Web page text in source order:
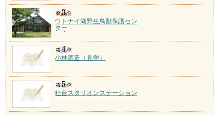
ウトナイ湖野生鳥獣保護セン
ター
小林酒造（見学）
社台スタリオンステーション